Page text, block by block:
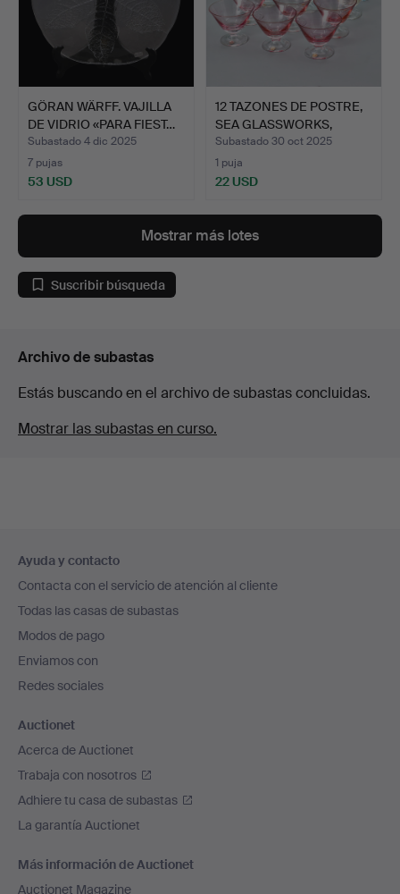
GÖRAN WÄRFF. VAJILLA
DE VIDRIO «PARA FIEST…
Subastado 4 dic 2025
7 pujas
53 USD
12 TAZONES DE POSTRE,
SEA GLASSWORKS,
SUEC…
Subastado 30 oct 2025
1 puja
22 USD
Mostrar más lotes
Suscribir búsqueda
Archivo de subastas
Estás buscando en el archivo de subastas concluidas.
Mostrar las subastas en curso.
en
el
pie
de
página
Ayuda y contacto
Contacta con el servicio de atención al cliente
Todas las casas de subastas
Modos de pago
Enviamos con
Redes sociales
Auctionet
Acerca de Auctionet
Trabaja con nosotros
Adhiere tu casa de subastas
La garantía Auctionet
Más información de Auctionet
Auctionet Magazine